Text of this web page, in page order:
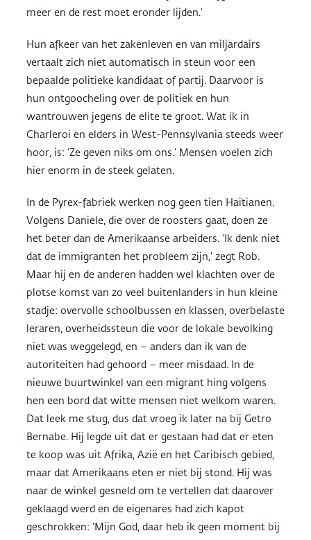
meer en de rest moet eronder lijden.’
Hun afkeer van het zakenleven en van miljardairs
vertaalt zich niet automatisch in steun voor een
bepaalde politieke kandidaat of partij. Daarvoor is
hun ontgoocheling over de politiek en hun
wantrouwen jegens de elite te groot. Wat ik in
Charleroi en elders in West-Pennsylvania steeds weer
hoor, is: ‘Ze geven niks om ons.’ Mensen voelen zich
hier enorm in de steek gelaten.
In de Pyrex-fabriek werken nog geen tien Haïtianen.
Volgens Daniele, die over de roosters gaat, doen ze
het beter dan de Amerikaanse arbeiders. ‘Ik denk niet
dat de immigranten het probleem zijn,’ zegt Rob.
Maar hij en de anderen hadden wel klachten over de
plotse komst van zo veel buitenlanders in hun kleine
stadje: overvolle schoolbussen en klassen, overbelaste
leraren, overheidssteun die voor de lokale bevolking
niet was weggelegd, en – anders dan ik van de
autoriteiten had gehoord – meer misdaad. In de
nieuwe buurtwinkel van een migrant hing volgens
hen een bord dat witte mensen niet welkom waren.
Dat leek me stug, dus dat vroeg ik later na bij Getro
Bernabe. Hij legde uit dat er gestaan had dat er eten
te koop was uit Afrika, Azië en het Caribisch gebied,
maar dat Amerikaans eten er niet bij stond. Hij was
naar de winkel gesneld om te vertellen dat daarover
geklaagd werd en de eigenares had zich kapot
geschrokken: ‘Mijn God, daar heb ik geen moment bij